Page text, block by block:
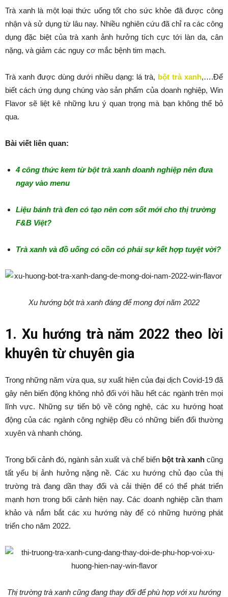
Trà xanh là một loại thức uống tốt cho sức khỏe đã được công
nhận và sử dụng từ lâu nay. Nhiều nghiên cứu đã chỉ ra các công
dụng đặc biệt của trà xanh ảnh hưởng tích cực tới làn da, cân
nặng, và giảm các nguy cơ mắc bệnh tim mạch.
Trà xanh được dùng dưới nhiều dạng: lá trà, bột trà xanh,….Để
biết cách ứng dụng chúng vào sản phẩm của doanh nghiệp, Win
Flavor sẽ liệt kê những lưu ý quan trọng mà bạn không thể bỏ
qua.
Bài viết liên quan:
4 công thức kem từ bột trà xanh doanh nghiệp nên đưa
ngay vào menu
Liệu bánh trà đen có tạo nên cơn sốt mới cho thị trường
F&B Việt?
Trà xanh và đồ uống có cồn có phải sự kết hợp tuyệt vời?
Xu hướng bột trà xanh đáng để mong đợi năm 2022
1. Xu hướng trà năm 2022 theo lời
khuyên từ chuyên gia
Trong những năm vừa qua, sự xuất hiện của đại dịch Covid-19 đã
gây nên biến động không nhỏ đối với hầu hết các ngành trên mọi
lĩnh vực. Những sự tiến bộ về công nghệ, các xu hướng hoạt
động của các ngành công nghiệp đều có những biến đổi thường
xuyên và nhanh chóng.
Trong bối cảnh đó, ngành sản xuất và chế biến bột trà xanhcũng
tất yếu bị ảnh hưởng nặng nề. Các xu hướng chủ đạo của thị
trường trà đang dần thay đổi và cải thiện để có thể phát triển
mạnh hơn trong bối cảnh hiện nay. Các doanh nghiệp cần tham
khảo và nắm bắt các xu hướng này để có những hướng phát
triển cho năm 2022.
Thị trường trà xanh cũng đang thay đổi để phù hợp với xu hướng